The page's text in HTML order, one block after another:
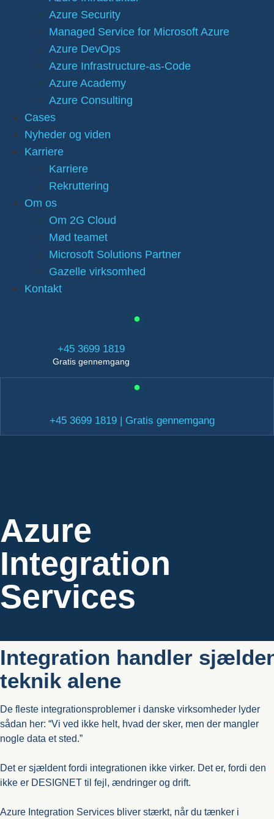
Azure Security
Managed Service for Microsoft Azure
Azure DevOps
Azure Infrastructure-as-Code
Azure Academy
Azure Consulting
Cases
Nyheder og viden
Karriere
Karriere
Rekruttering
Om os
Om 2G Cloud
Mød teamet
Microsoft Solutions Partner
Gazelle virksomhed
Kontakt
+45 3699 1819
Gratis gennemgang
+45 3699 1819 | Gratis gennemgang
Azure
Integration
Services
Integration handler
teknik alene
De fleste integrationsproblemer i danske virksomheder lyder
sådan her: “Vi ved ikke helt, hvad der sker, men der mangler
nogle data et sted.”
Det er sjældent fordi integrationen ikke virker. Det er, fordi den
ikke er DESIGNET til fejl, ændringer og drift.
Azure Integration Services bliver stærkt, når du tænker i